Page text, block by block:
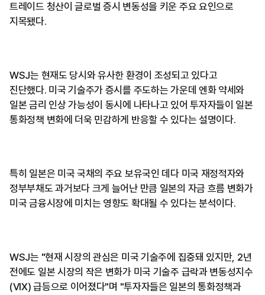
트레이드 청산이 글로벌 증시 변동성을 키운 주요 요인으로
지목됐다.
WSJ는 현재도 당시와 유사한 환경이 조성되고 있다고
진단했다. 미국 기술주가 증시를 주도하는 가운데 엔화 약세와
일본 금리 인상 가능성이 동시에 나타나고 있어 투자자들이 일본
통화정책 변화에 더욱 민감하게 반응할 수 있다는 설명이다.
특히 일본은 미국 국채의 주요 보유국인 데다 미국 재정적자와
정부부채도 과거보다 크게 늘어난 만큼 일본의 자금 흐름 변화가
미국 금융시장에 미치는 영향도 확대될 수 있다는 분석이다.
WSJ는 "현재 시장의 관심은 미국 기술주에 집중돼 있지만, 2년
전에도 일본 시장의 작은 변화가 미국 기술주 급락과 변동성지수
(VIX) 급등으로 이어졌다"며 "투자자들은 일본의 통화정책과